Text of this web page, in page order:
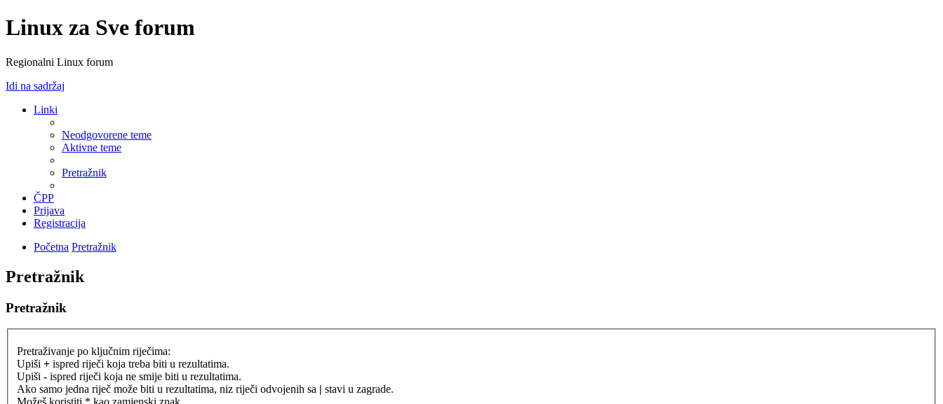
Linux za Sve forum
Regionalni Linux forum
Idi na sadržaj
Linki
Neodgovorene teme
Aktivne teme
Pretražnik
ČPP
Prijava
Registracija
Početna Pretražnik
Pretražnik
Pretražnik
Pretraživanje po ključnim riječima:
Upiši + ispred riječi koja treba biti u rezultatima.
Upiši - ispred riječi koja ne smije biti u rezultatima.
Ako samo jedna riječ može biti u rezultatima, niz riječi odvojenih sa | stavi u zagrade.
Možeš koristiti * kao zamjenski znak.